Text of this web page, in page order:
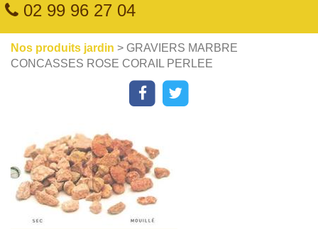
02 99 96 27 04
Nos produits jardin > GRAVIERS MARBRE
CONCASSES ROSE CORAIL PERLEE